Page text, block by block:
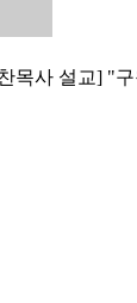
목사 설교] "구